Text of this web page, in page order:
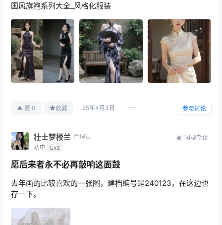
国风旗袍系列大全_风格化服装
+1
赞 0 收藏 25年4月3日 参与讨论
壮士梦楼兰 管理员
初中
Lv2
闲聊杂谈
愿后来者永不必再敲响这面鼓
去年画的比较喜欢的一张图，建档编号是240123，在这边也
存一下。